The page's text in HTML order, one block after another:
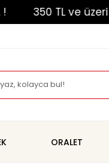
350 TL ve üzeri
ORALET